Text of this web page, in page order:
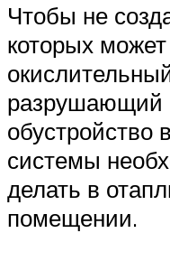
Чтобы не
которых
разрушающий
обустройство
системы
делать в
помещении.